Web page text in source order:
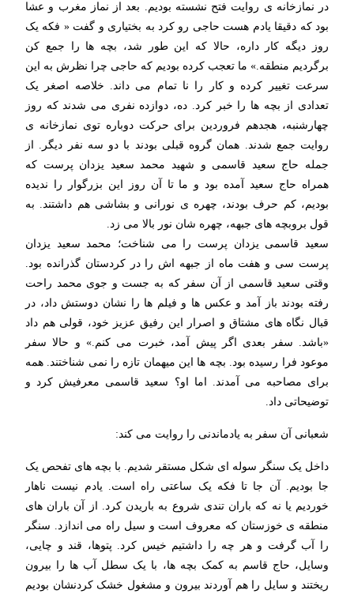
در نمازخانه ی روایت فتح نشسته بودیم. بعد از نماز مغرب و عشا
بود که دقیقا یادم هست حاجی رو کرد به بختیاری و گفت « فکه یک
روز دیگه کار داره، حالا که این طور شد، بچه ها را جمع کن
برگردیم منطقه.» ما تعجب کرده بودیم که حاجی چرا نظرش به این
سرعت تغییر کرده و کار را نا تمام می داند. خلاصه اصغر یک
تعدادی از بچه ها را خبر کرد. ده، دوازده نفری می شدند که روز
چهارشنبه، هجدهم فروردین برای حرکت دوباره توی نمازخانه ی
روایت جمع شدند. همان گروه قبلی بودند با دو سه نفر دیگر. از
جمله حاج سعید قاسمی و شهید محمد سعید یزدان پرست که
همراه حاج سعید آمده بود و ما تا آن روز این بزرگوار را ندیده
بودیم، کم حرف بودند، چهره ی نورانی و بشاشی هم داشتند. به
قول بروبچه های جبهه، چهره شان نور بالا می زد.
سعید قاسمی یزدان پرست را می شناخت؛ محمد سعید یزدان
پرست سی و هفت ماه از جبهه اش را در کردستان گذرانده بود.
وقتی سعید قاسمی از آن سفر که به جست و جوی محمد راحت
رفته بودند باز آمد و عکس ها و فیلم ها را نشان دوستش داد، در
قبال نگاه های مشتاق و اصرار این رفیق عزیز خود، قولی هم داد
«باشد. سفر بعدی اگر پیش آمد، خبرت می کنم.» و حالا سفر
موعود فرا رسیده بود. بچه ها این میهمان تازه را نمی شناختند. همه
برای مصاحبه می آمدند. اما او؟ سعید قاسمی معرفیش کرد و
توضیحاتی داد.
شعبانی آن سفر به یادماندنی را روایت می کند:
داخل یک سنگر سوله ای شکل مستقر شدیم. با بچه های تفحص یک
جا بودیم. آن جا تا فکه یک ساعتی راه است. یادم نیست ناهار
خوردیم یا نه که باران تندی شروع به باریدن کرد. از آن باران های
منطقه ی خوزستان که معروف است و سیل راه می اندازد. سنگر
را آب گرفت و هر چه را داشتیم خیس کرد. پتوها، قند و چایی،
وسایل، حاج قاسم به کمک بچه ها، با یک سطل آب ها را بیرون
ریختند و سایل را هم آوردند بیرون و مشغول خشک کردنشان بودیم